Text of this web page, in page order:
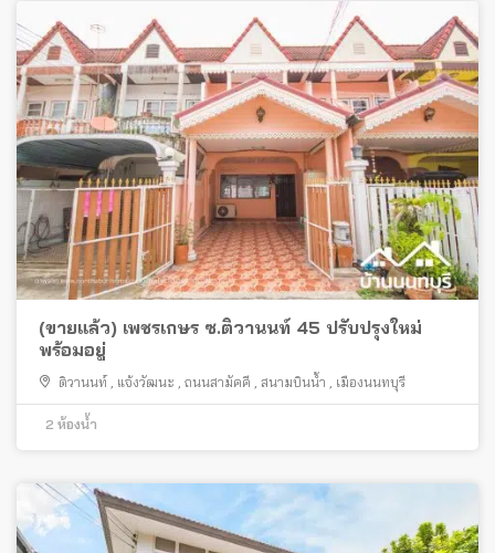
(ขายแล้ว) เพชรเกษร ซ.ติวานนท์ 45 ปรับปรุงใหม่
พร้อมอยู่
ติวานนท์ , แจ้งวัฒนะ , ถนนสามัคคี , สนามบินน้ำ , เมืองนนทบุรี
2 ห้องน้ำ